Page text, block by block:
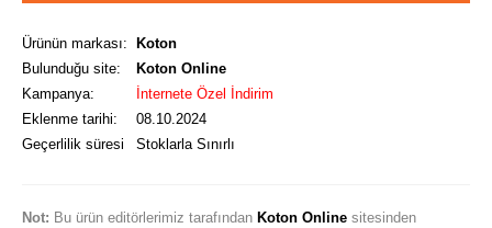
Ürünün markası:
Koton
Bulunduğu site:
Koton Online
Kampanya:
İnternete Özel İndirim
Eklenme tarihi:
08.10.2024
Geçerlilik süresi
Stoklarla Sınırlı
Not: Bu ürün editörlerimiz tarafından Koton Onlinesitesinden